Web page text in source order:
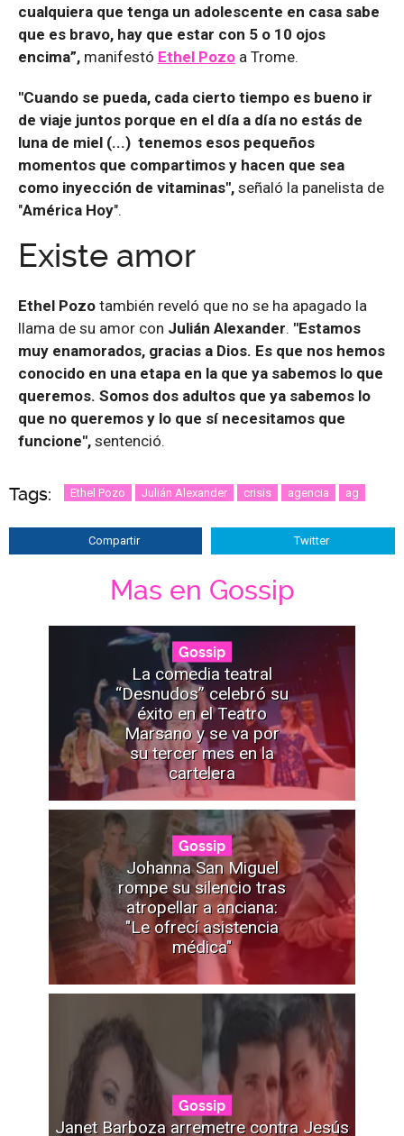
cualquiera que tenga un adolescente en casa sabe
que es bravo, hay que estar con 5 o 10 ojos
encima”, manifestó Ethel Pozo a Trome.
"Cuando se pueda, cada cierto tiempo es bueno ir
de viaje juntos porque en el día a día no estás de
luna de miel (...) tenemos esos pequeños
momentos que compartimos y hacen que sea
como inyección de vitaminas", señaló la panelista de
"América Hoy".
Existe amor
Ethel Pozo también reveló que no se ha apagado la
llama de su amor con Julián Alexander. "Estamos
muy enamorados, gracias a Dios. Es que nos hemos
conocido en una etapa en la que ya sabemos lo que
queremos. Somos dos adultos que ya sabemos lo
que no queremos y lo que sí necesitamos que
funcione", sentenció.
Tags: Ethel Pozo Julián Alexander crisis agencia ag
Compartir Twitter
Mas en Gossip
Gossip
La comedia teatral
“Desnudos” celebró su
éxito en el Teatro
Marsano y se va por
su tercer mes en la
cartelera
Gossip
Johanna San Miguel
rompe su silencio tras
atropellar a anciana:
"Le ofrecí asistencia
médica"
Gossip
Janet Barboza arremetre contra Jesús